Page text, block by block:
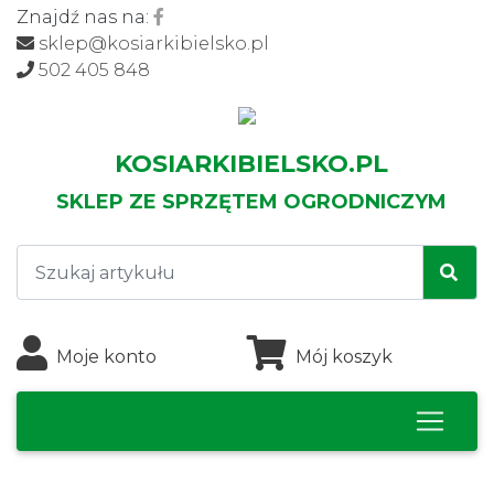
Znajdź nas na:
sklep@kosiarkibielsko.pl
502 405 848
KOSIARKIBIELSKO.PL
SKLEP ZE SPRZĘTEM OGRODNICZYM
Moje konto Mój koszyk